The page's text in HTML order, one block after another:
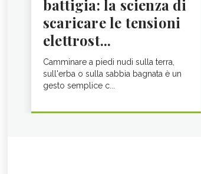
battigia: la scienza di
scaricare le tensioni
elettrost...
Camminare a piedi nudi sulla terra,
sull'erba o sulla sabbia bagnata è un
gesto semplice c...